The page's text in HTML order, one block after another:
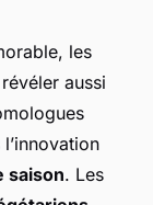
les
aussi
saison. Les